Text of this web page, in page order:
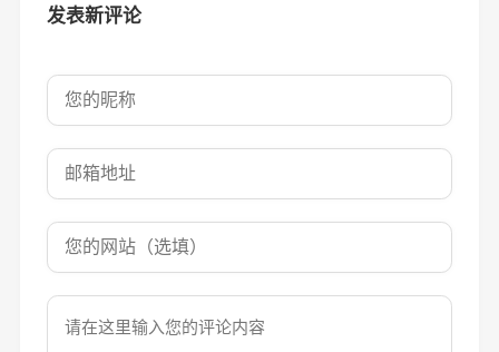
发表新评论